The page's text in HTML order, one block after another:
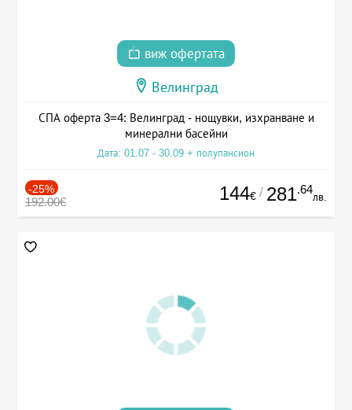
виж офертата
Велинград
СПА оферта 3=4: Велинград - нощувки, изхранване и
минерални басейни
Дата: 01.07 - 30.09 + полупансион
-25%
192.00€ 144€ / 281.64
лв.